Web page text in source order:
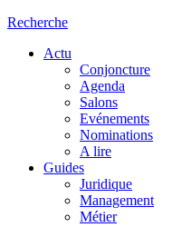
Recherche
Actu
Conjoncture
Agenda
Salons
Evénements
Nominations
A lire
Guides
Juridique
Management
Métier